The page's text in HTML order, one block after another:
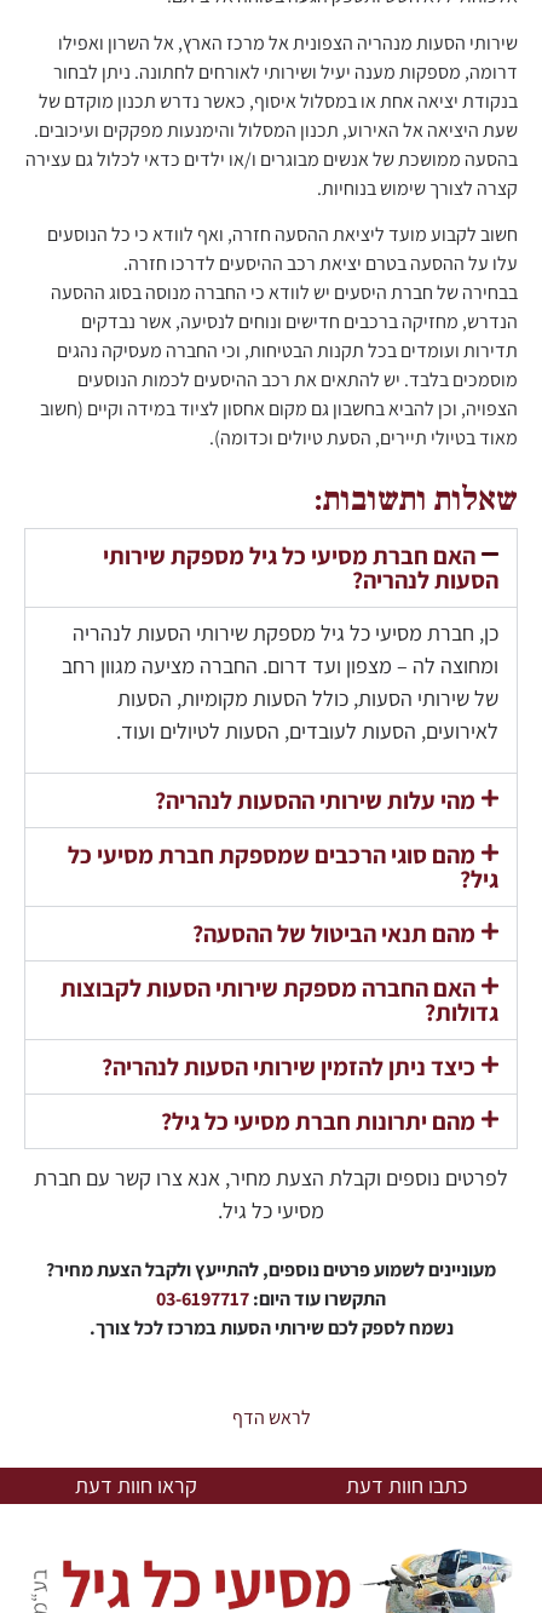
שירותי הסעות מנהריה הצפונית אל מרכז הארץ, אל השרון ואפילו
דרומה, מספקות מענה יעיל ושירותי לאורחים לחתונה. ניתן לבחור
בנקודת יציאה אחת או במסלול איסוף, כאשר נדרש תכנון מוקדם של
שעת היציאה אל האירוע, תכנון המסלול והימנעות מפקקים ועיכובים.
בהסעה ממושכת של אנשים מבוגרים ו/או ילדים כדאי לכלול גם עצירה
קצרה לצורך שימוש בנוחיות.
חשוב לקבוע מועד ליציאת ההסעה חזרה, ואף לוודא כי כל הנוסעים
עלו על ההסעה בטרם יציאת רכב ההיסעים לדרכו חזרה.
בבחירה של חברת היסעים יש לוודא כי החברה מנוסה בסוג ההסעה
הנדרש, מחזיקה ברכבים חדישים ונוחים לנסיעה, אשר נבדקים
תדירות ועומדים בכל תקנות הבטיחות, וכי החברה מעסיקה נהגים
מוסמכים בלבד. יש להתאים את רכב ההיסעים לכמות הנוסעים
הצפויה, וכן להביא בחשבון גם מקום אחסון לציוד במידה וקיים (חשוב
מאוד בטיולי תיירים, הסעת טיולים וכדומה).
שאלות ותשובות:
האם חברת מסיעי כל גיל מספקת שירותי
הסעות לנהריה?
כן, חברת מסיעי כל גיל מספקת שירותי הסעות לנהריה
ומחוצה לה – מצפון ועד דרום. החברה מציעה מגוון רחב
של שירותי הסעות, כולל הסעות מקומיות, הסעות
לאירועים, הסעות לעובדים, הסעות לטיולים ועוד.
מהי עלות שירותי ההסעות לנהריה?
מהם סוגי הרכבים שמספקת חברת מסיעי כל
גיל?
מהם תנאי הביטול של ההסעה?
האם החברה מספקת שירותי הסעות לקבוצות
גדולות?
כיצד ניתן להזמין שירותי הסעות לנהריה?
מהם יתרונות חברת מסיעי כל גיל?
לפרטים נוספים וקבלת הצעת מחיר, אנא צרו קשר עם חברת
מסיעי כל גיל.
מעוניינים לשמוע פרטים נוספים, להתייעץ ולקבל הצעת מחיר?
התקשרו עוד היום:03-6197717
נשמח לספק לכם שירותי הסעות במרכז לכל צורך.
לראש הדף
כתבו חוות דעת קראו חוות דעת